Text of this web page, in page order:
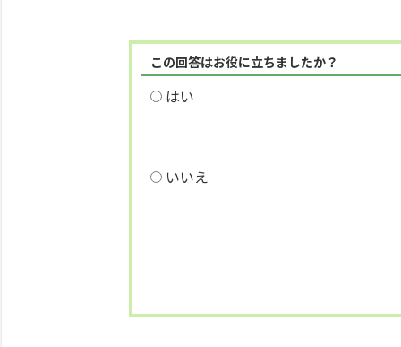
この回答はお役に立ちましたか？
はい
いいえ